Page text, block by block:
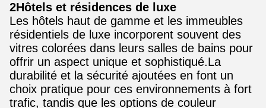
2Hôtels et résidences de luxe
Les hôtels haut de gamme et les immeubles
résidentiels de luxe incorporent souvent des
vitres colorées dans leurs salles de bains pour
offrir un aspect unique et sophistiqué.La
durabilité et la sécurité ajoutées en font un
choix pratique pour ces environnements à fort
trafic, tandis que les options de couleur